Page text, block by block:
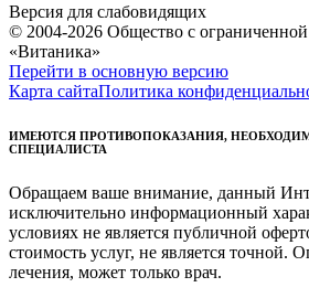
Версия для слабовидящих
© 2004-2026 Общество с ограниченной
«Витаника»
Перейти в основную версию
Карта сайтаПолитика
ИМЕЮТСЯ ПРОТИВОПОКАЗАНИЯ,
СПЕЦИАЛИСТА
Обращаем ваше внимание, данный
исключительно информационный
условиях не является публичной
стоимость услуг, не является точной.
лечения, может только врач.